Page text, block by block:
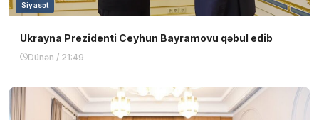
Siyasət
Ukrayna Prezidenti Ceyhun Bayramovu qəbul edib
Dünən / 21:49